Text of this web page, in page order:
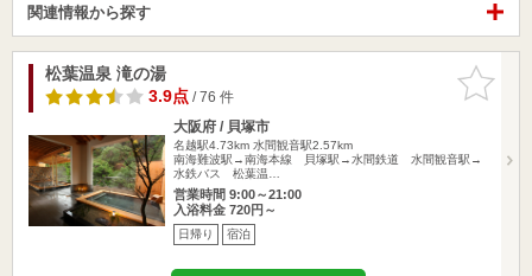
関連情報から探す
お気に入
りに追加
松葉温泉 滝の湯
3.9点/ 76 件
大阪府 / 貝塚市
名越駅4.73km 水間観音駅2.57km
南海難波駅→南海本線 貝塚駅→水間鉄道 水間観音駅→
水鉄バス 松葉温…
営業時間 9:00～21:00
入浴料金 720円～
日帰り 宿泊